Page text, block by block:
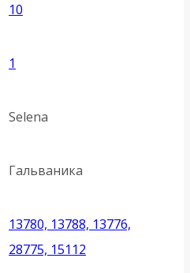
10
1
Selena
Гальваника
13780, 13788, 13776,
28775, 15112